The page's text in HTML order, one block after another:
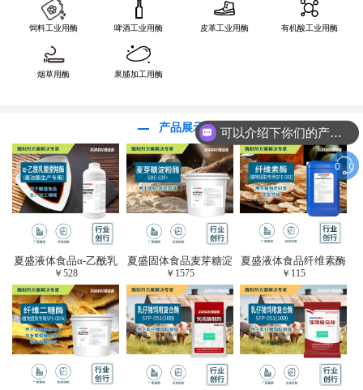
饲料工业用酶 啤酒工业用酶 皮革工业用酶 有机酸工业用酶
烟草用酶 果脯加工用酶
产品展示
夏盛液体食品α-乙酰乳
酸脱羧酶(酱油醋生产
专用)FDY-3206
￥528
夏盛固体食品麦芽糖淀
粉酶(烘焙及面粉改良
用酶/发酵类食品可
用)FDG-0012
￥ 1575
夏盛液体食品纤维素酶
(植物提取专用酶/解决
提取液混浊问题/降
黏)FFY-0651
￥ 115
可以介绍下你们的产品么？